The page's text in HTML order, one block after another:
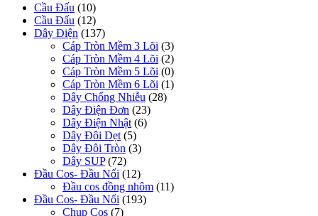
Cầu Đấu (10)
Cầu Đấu (12)
Dây Điện (137)
Cáp Tròn Mềm 3 Lõi (3)
Cáp Tròn Mềm 4 Lõi (2)
Cáp Tròn Mềm 5 Lõi (0)
Cáp Tròn Mềm 6 Lõi (1)
Dây Chống Nhiễu (28)
Dây Điện Đơn (23)
Dây Điện Nhật (6)
Dây Đôi Dẹt (5)
Dây Đôi Tròn (3)
Dây SUP (72)
Đầu Cos- Đầu Nối (12)
Đầu cos đồng nhôm (11)
Đầu Cos- Đầu Nối (193)
Chụp Cos (7)